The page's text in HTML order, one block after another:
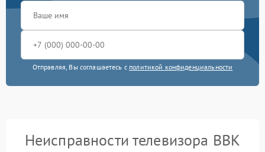
Отправляя, Вы соглашаетесь с политикой конфиденциальности
Неисправности телевизора BBK